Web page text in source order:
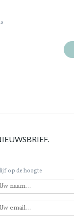
op de hoogte